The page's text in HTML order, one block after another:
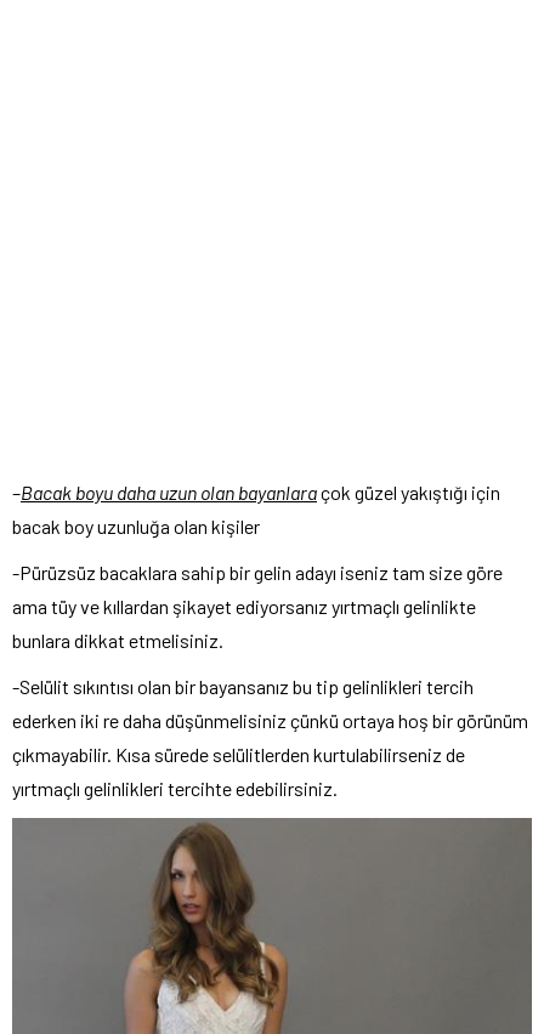
–Bacak boyu daha uzun olan bayanlaraçok güzel yakıştığı için
bacak boy uzunluğa olan kişiler
-Pürüzsüz bacaklara sahip bir gelin adayı iseniz tam size göre
ama tüy ve kıllardan şikayet ediyorsanız yırtmaçlı gelinlikte
bunlara dikkat etmelisiniz.
-Selülit sıkıntısı olan bir bayansanız bu tip gelinlikleri tercih
ederken iki re daha düşünmelisiniz çünkü ortaya hoş bir görünüm
çıkmayabilir. Kısa sürede selülitlerden kurtulabilirseniz de
yırtmaçlı gelinlikleri tercihte edebilirsiniz.